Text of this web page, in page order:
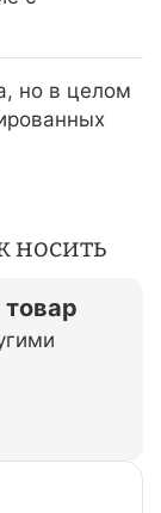
но в целом
носить